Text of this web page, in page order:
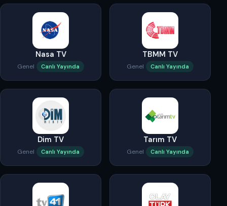
Nasa TV
Genel Canlı Yayında
TBMM TV
Genel Canlı Yayında
Dim TV
Genel Canlı Yayında
Tarım TV
Genel Canlı Yayında